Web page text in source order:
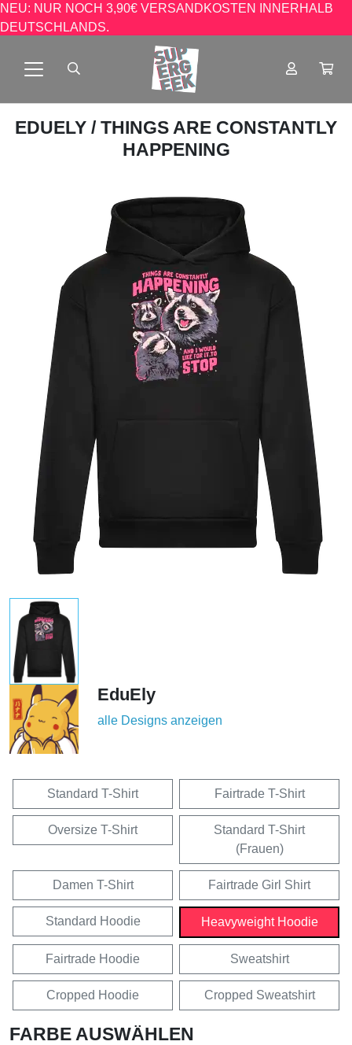
NEU: NUR NOCH 3,90€ VERSANDKOSTEN INNERHALB
DEUTSCHLANDS.
EDUELY / THINGS ARE CONSTANTLY
HAPPENING
EduEly
alle Designs anzeigen
Standard T-Shirt Fairtrade T-Shirt
Oversize T-Shirt
Standard T-Shirt
(Frauen)
Damen T-Shirt Fairtrade Girl Shirt
Standard Hoodie Heavyweight Hoodie
Fairtrade Hoodie Sweatshirt
Cropped Hoodie Cropped Sweatshirt
FARBE AUSWÄHLEN